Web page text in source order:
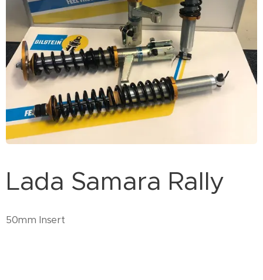
Lada Samara Rally
50mm Insert